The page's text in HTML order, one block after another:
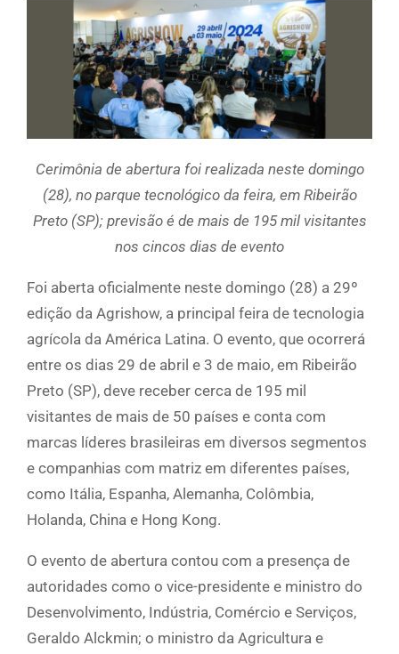
Cerimônia de abertura foi realizada neste domingo
(28), no parque tecnológico da feira, em Ribeirão
Preto (SP); previsão é de mais de 195 mil visitantes
nos cincos dias de evento
Foi aberta oficialmente neste domingo (28) a 29º
edição da Agrishow, a principal feira de tecnologia
agrícola da América Latina. O evento, que ocorrerá
entre os dias 29 de abril e 3 de maio, em Ribeirão
Preto (SP), deve receber cerca de 195 mil
visitantes de mais de 50 países e conta com
marcas líderes brasileiras em diversos segmentos
e companhias com matriz em diferentes países,
como Itália, Espanha, Alemanha, Colômbia,
Holanda, China e Hong Kong.
O evento de abertura contou com a presença de
autoridades como o vice-presidente e ministro do
Desenvolvimento, Indústria, Comércio e Serviços,
Geraldo Alckmin; o ministro da Agricultura e